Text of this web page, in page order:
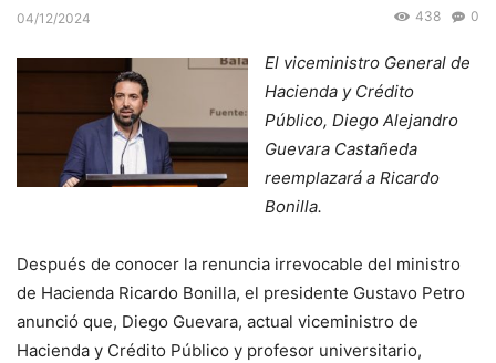
04/12/2024 0
438
El viceministro General de
Hacienda y Crédito
Público, Diego Alejandro
Guevara Castañeda
reemplazará a Ricardo
Bonilla.
Después de conocer la renuncia irrevocable del ministro
de Hacienda Ricardo Bonilla, el presidente Gustavo Petro
anunció que, Diego Guevara, actual viceministro de
Hacienda y Crédito Público y profesor universitario,